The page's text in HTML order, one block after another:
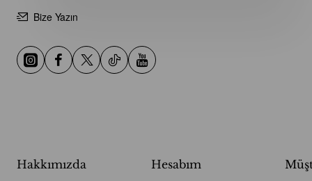
Bize Yazın
Hakkımızda Hesabım